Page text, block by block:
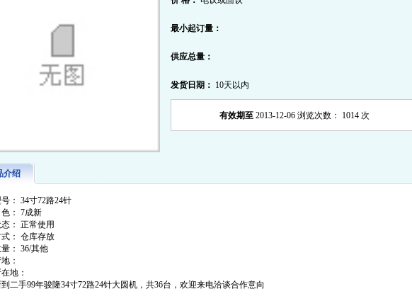
最小起订量：
供应总量：
发货日期： 10天以内
有效期至 2013-12-06 浏览次数： 1014 次
介绍
： 34寸72路24针
7成新
： 正常使用
： 仓库存放
： 36/其他
：
地：
二手99年骏隆34寸72路24针大圆机，共36台，欢迎来电洽谈合作意向